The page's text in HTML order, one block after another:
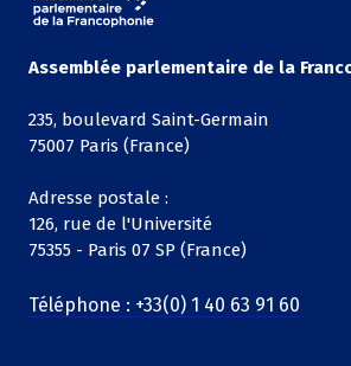
Assemblée parlementaire de la
235, boulevard Saint-Germain
75007 Paris (France)
Adresse postale :
126, rue de l'Université
75355 - Paris 07 SP (France)
Téléphone : +33(0) 1 40 63 91 60